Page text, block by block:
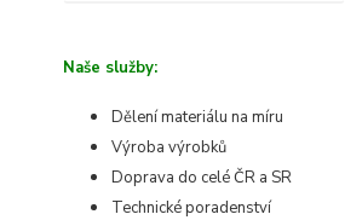
Naše služby:
Dělení materiálu na míru
Výroba výrobků
Doprava do celé ČR a SR
Technické poradenství